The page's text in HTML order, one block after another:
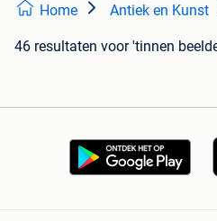
Home Antiek en Kunst
46 resultaten voor 'tinnen